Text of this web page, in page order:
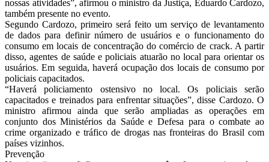
nossas atividades”, afirmou o ministro da Justiça, Eduardo Cardozo,
também presente no evento.
Segundo Cardozo, primeiro será feito um serviço de levantamento
de dados para definir número de usuários e o funcionamento do
consumo em locais de concentração do comércio de crack. A partir
disso, agentes de saúde e policiais atuarão no local para orientar os
usuários. Em seguida, haverá ocupação dos locais de consumo por
policiais capacitados.
“Haverá policiamento ostensivo no local. Os policiais serão
capacitados e treinados para enfrentar situações”, disse Cardozo. O
ministro afirmou ainda que serão ampliadas as operações em
conjunto dos Ministérios da Saúde e Defesa para o combate ao
crime organizado e tráfico de drogas nas fronteiras do Brasil com
países vizinhos.
Prevenção